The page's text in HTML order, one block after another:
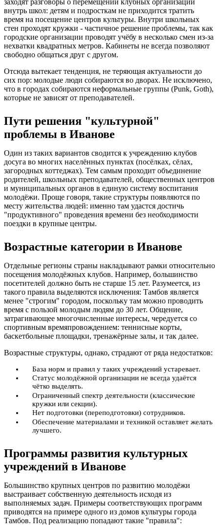
внутрь школ: детям и подросткам не приходится тратить
время на посещение центров культуры. Внутри школьных
стен проходят кружки - частичное решение проблемы, так как
городские организации проводят учёбу в несколько смен из-за
нехватки квадратных метров. Кабинеты не всегда позволяют
свободно общаться друг с другом.
Отсюда вытекает тенденция, не теряющая актуальности до
сих пор: молодые люди собираются во дворах. Не исключено,
что в городах собираются неформальные группы (Punk, Goth),
которые не зависят от преподавателей.
Пути решения "культурной"
проблемы в Иванове
Один из таких вариантов сводится к учреждению клубов
досуга во многих населённых пунктах (посёлках, сёлах,
загородных коттеджах). Тем самым проходит объединение
родителей, школьных преподавателей, общественных центров
и муниципальных органов в единую систему воспитания
молодёжи. Проще говоря, такие структуры появляются по
месту жительства людей: именно там удастся достичь
"продуктивного" проведения времени без необходимости
поездки в крупные центры.
Возрастные категории в Иванове
Отдельные регионы страны накладывают рамки относительно
посещения молодёжных клубов. Например, большинство
посетителей должно быть не старше 15 лет. Разумеется, из
такого правила выделяются исключения: Тамбов является
менее "строгим" городом, поскольку там можно проводить
время с пользой молодым людям до 30 лет. Общение,
затрагивающее многочисленные интересы, чередуется со
спортивным времяпровождением: теннисные корты,
баскетбольные площадки, тренажёрные залы, и так далее.
Возрастные структуры, однако, страдают от ряда недостатков:
База норм и правил у таких учреждений устаревает.
Статус молодёжной организации не всегда удаётся
чётко выделять.
Ограниченный спектр деятельности (классические
кружки или секции).
Нет подготовки (переподготовки) сотрудников.
Обеспечение материалами и техникой оставляет желать
лучшего.
Программы развития культурных
учреждений в Иванове
Большинство крупных центров по развитию молодёжи
выстраивает собственную деятельность исходя из
выполняемых задач. Примеры соответствующих программ
приводятся на примере одного из домов культуры города
Тамбов. Под реализацию попадают такие "правила":